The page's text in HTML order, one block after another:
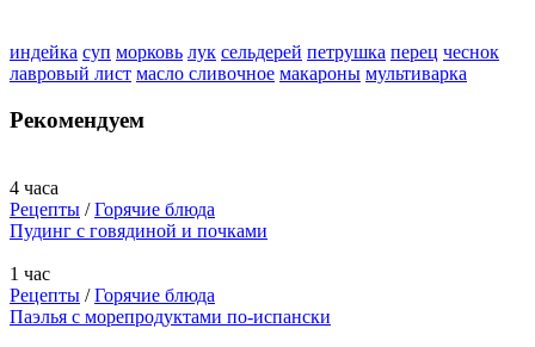
индейка суп морковь лук сельдерей петрушка перец чеснок
лавровый лист масло сливочное макароны мультиварка
Рекомендуем
4 часа
Рецепты /Горячие блюда
Пудинг с говядиной и почками
1 час
Рецепты /Горячие блюда
Паэлья с морепродуктами по-испански